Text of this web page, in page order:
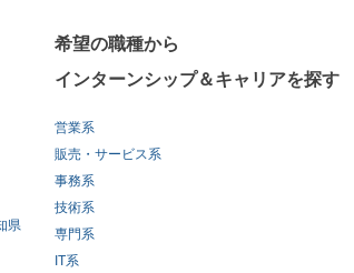
県
希望の職種から
インターンシップ＆キャリアを探す
営業系
販売・サービス系
事務系
技術系
専門系
IT系